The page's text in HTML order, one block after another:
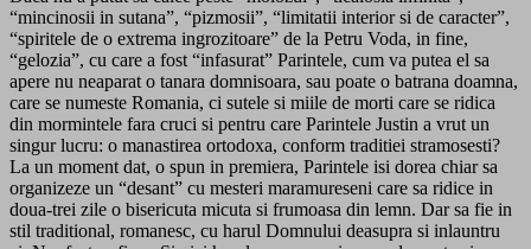
“mincinosii in sutana”, “pizmosii”, “limitatii interior si de caracter”,
“spiritele de o extrema ingrozitoare” de la Petru Voda, in fine,
“gelozia”, cu care a fost “infasurat” Parintele, cum va putea el sa
apere nu neaparat o tanara domnisoara, sau poate o batrana doamna,
care se numeste Romania, ci sutele si miile de morti care se ridica
din mormintele fara cruci si pentru care Parintele Justin a vrut un
singur lucru: o manastirea ortodoxa, conform traditiei stramosesti?
La un moment dat, o spun in premiera, Parintele isi dorea chiar sa
organizeze un “desant” cu mesteri maramureseni care sa ridice in
doua-trei zile o bisericuta micuta si frumoasa din lemn. Dar sa fie in
stil traditional, romanesc, cu harul Domnului deasupra si inlauntru